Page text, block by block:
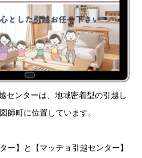
センターは、地域密着型の引越し
師町に位置しています。
ー】と【マッチョ引越センター】